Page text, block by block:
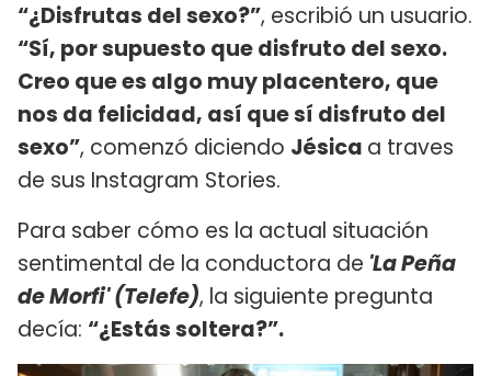
“¿Disfrutas del sexo?”, escribió un usuario.
“Sí, por supuesto que disfruto del sexo.
Creo que es algo muy placentero, que
nos da felicidad, así que sí disfruto del
sexo”, comenzó diciendo Jésica a traves
de sus Instagram Stories.
Para saber cómo es la actual situación
sentimental de la conductora de 'La Peña
de Morfi' (Telefe), la siguiente pregunta
decía: “¿Estás soltera?”.